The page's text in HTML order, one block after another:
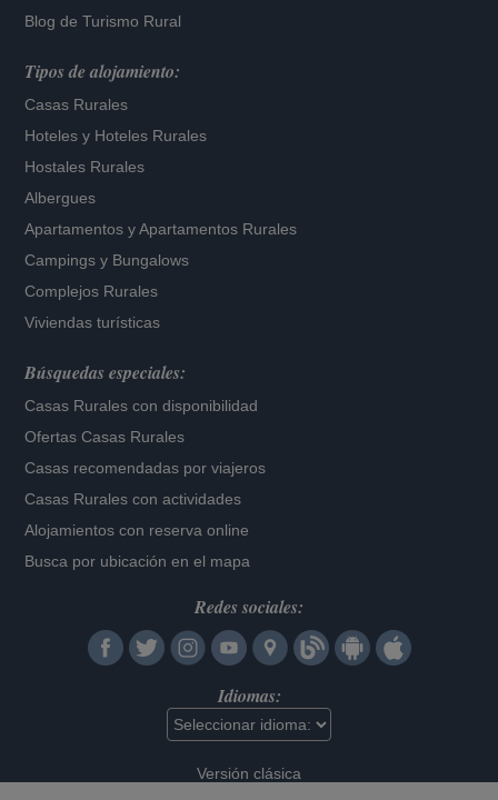
Blog de Turismo Rural
Tipos de alojamiento:
Casas Rurales
Hoteles y Hoteles Rurales
Hostales Rurales
Albergues
Apartamentos yApartamentos Rurales
Campings y Bungalows
Complejos Rurales
Viviendas turísticas
Búsquedas especiales:
Casas Rurales con disponibilidad
Ofertas Casas Rurales
Casas recomendadas por viajeros
Casas Rurales con actividades
Alojamientos con reserva online
Busca por ubicación en el mapa
Redes sociales:
Idiomas:
Versión clásica